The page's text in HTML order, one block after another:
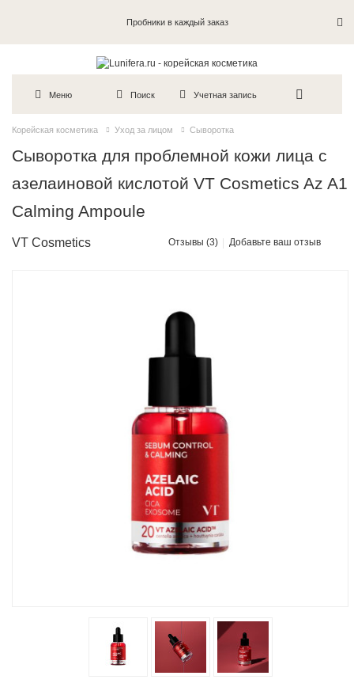
Пробники в каждый заказ
Меню Поиск Учетная запись
Корейская косметика Уход за лицом Сыворотка
Сыворотка для проблемной кожи лица с
азелаиновой кислотой VT Cosmetics Az A1
Calming Ampoule
VT Cosmetics Отзывы (3) Добавьте ваш отзыв